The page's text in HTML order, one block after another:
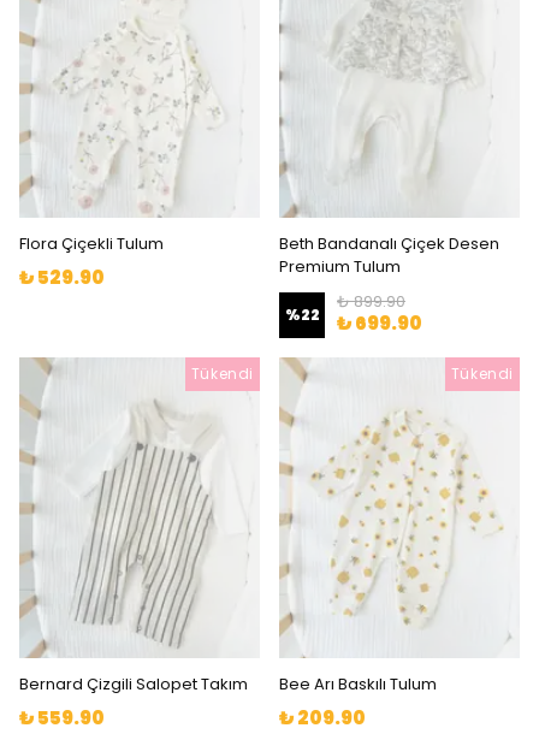
Flora Çiçekli Tulum
₺ 529.90
Beth Bandanalı Çiçek Desen
Premium Tulum
%22
₺ 899.90
₺ 699.90
Tükendi
Bernard Çizgili Salopet Takım
₺ 559.90
Tükendi
Bee Arı Baskılı Tulum
₺ 209.90